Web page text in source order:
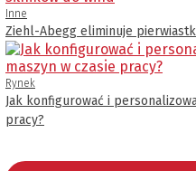
Inne
Ziehl-Abegg eliminuje
Rynek
Jak konfigurować i
pracy?